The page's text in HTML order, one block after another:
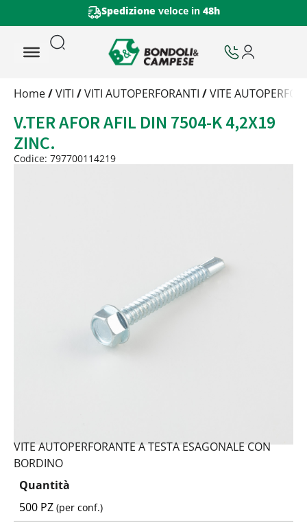
Spedizione veloce in 48h
Trattamento
Peso
Quantità
Trattamento:grezzo
Home/VITI /VITI AUTOPERFORANTI /VITE
V.TER AFOR AFIL DIN 7504-K 4,2X19
ZINC.
Codice: 797700114219
VITE AUTOPERFORANTE A TESTA ESAGONALE CON
BORDINO
Quantità
500 PZ(per conf.)